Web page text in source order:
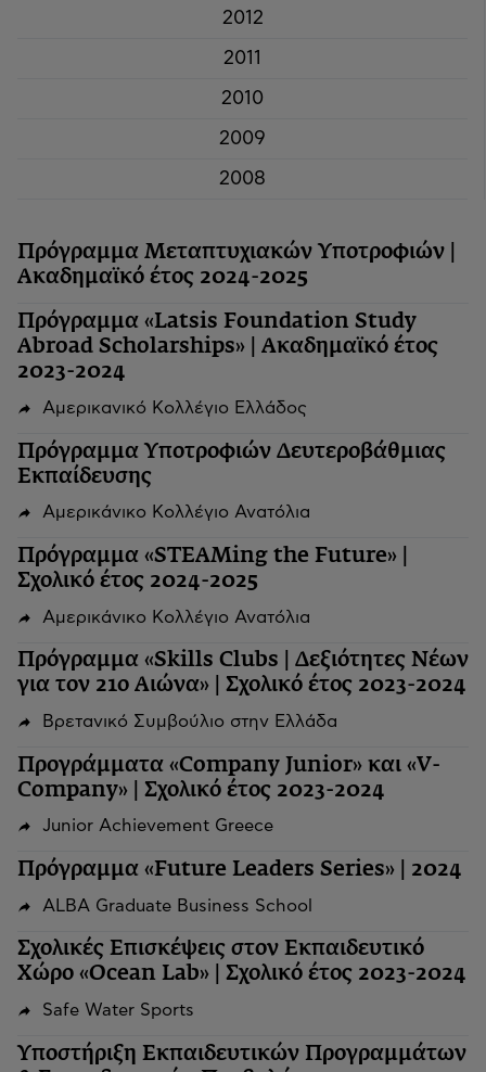
2012
2011
2010
2009
2008
Πρόγραμμα Μεταπτυχιακών Υποτροφιών |
Ακαδημαϊκό έτος 2024-2025
Πρόγραμμα «Latsis Foundation Study
Abroad Scholarships» | Ακαδημαϊκό έτος
2023-2024
Αμερικανικό Κολλέγιο Ελλάδος
Πρόγραμμα Υποτροφιών Δευτεροβάθμιας
Εκπαίδευσης
Αμερικάνικο Κολλέγιο Ανατόλια
Πρόγραμμα «STEAMing the Future» |
Σχολικό έτος 2024-2025
Αμερικάνικο Κολλέγιο Ανατόλια
Πρόγραμμα «Skills Clubs | Δεξιότητες Νέων
για τον 21ο Αιώνα» | Σχολικό έτος 2023-2024
Βρετανικό Συμβούλιο στην Ελλάδα
Προγράμματα «Company Junior» και «V-
Company» | Σχολικό έτος 2023-2024
Junior Achievement Greece
Πρόγραμμα «Future Leaders Series» | 2024
ALBA Graduate Business School
Σχολικές Επισκέψεις στον Εκπαιδευτικό
Χώρο «Ocean Lab» | Σχολικό έτος 2023-2024
Safe Water Sports
Υποστήριξη Εκπαιδευτικών Προγραμμάτων